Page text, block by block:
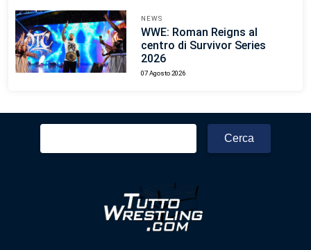
NEWS
WWE: Roman Reigns al
centro di Survivor Series
2026
07 Agosto 2026
Ricerca